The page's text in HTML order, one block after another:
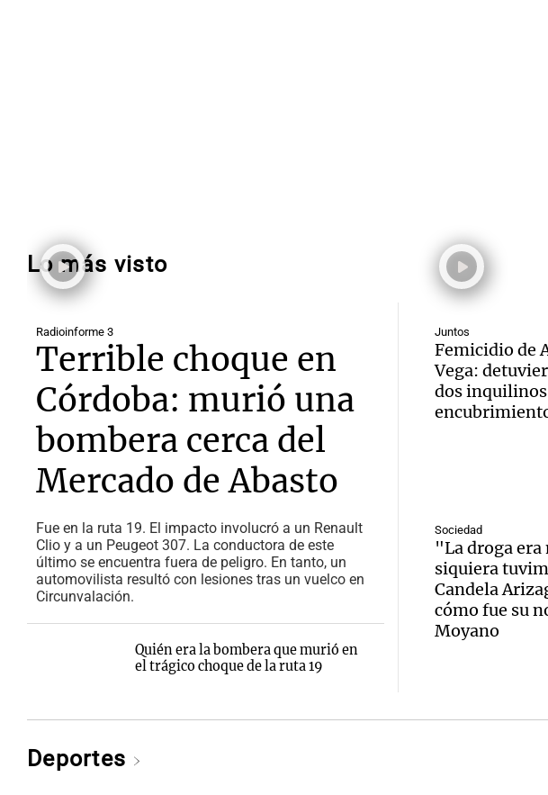
Lo más visto
Radioinforme 3
Terrible choque en
Córdoba: murió una
bombera cerca del
Mercado de Abasto
Fue en la ruta 19. El impacto involucró a un Renault
Clio y a un Peugeot 307. La conductora de este
último se encuentra fuera de peligro. En tanto, un
automovilista resultó con lesiones tras un vuelco en
Circunvalación.
Quién era la bombera que murió en
el trágico choque de la ruta 19
Juntos
Femicidio de
Vega:
dos
Sociedad
"La droga era
siquiera
Candela
cómo fue su
Moyano
Deportes